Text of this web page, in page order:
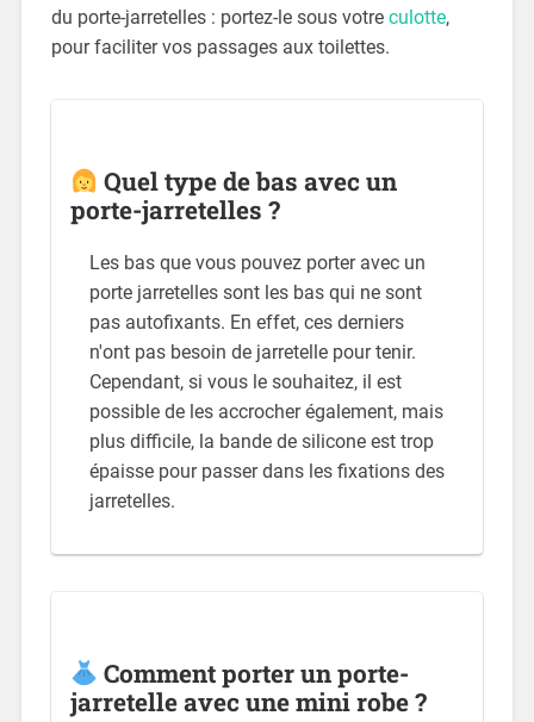
du porte-jarretelles : portez-le sous votre culotte,
pour faciliter vos passages aux toilettes.
Quel type de bas avec un
porte-jarretelles ?
Les bas que vous pouvez porter avec un
porte jarretelles sont les bas qui ne sont
pas autofixants. En effet, ces derniers
n'ont pas besoin de jarretelle pour tenir.
Cependant, si vous le souhaitez, il est
possible de les accrocher également, mais
plus difficile, la bande de silicone est trop
épaisse pour passer dans les fixations des
jarretelles.
Comment porter un porte-
jarretelle avec une mini robe ?